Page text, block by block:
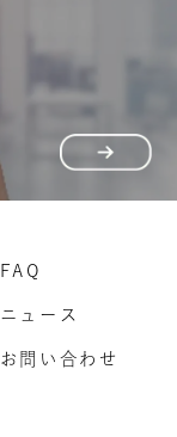
FAQ
ニュース
お問い合わせ